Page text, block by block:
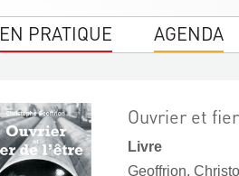
EN PRATIQUE AGENDA
Ouvrier et
Livre
Geoffrion,